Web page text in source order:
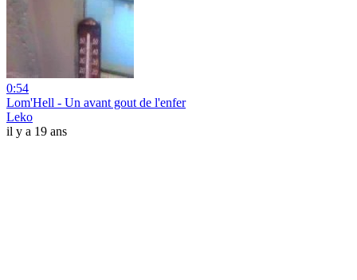
0:54
Lom'Hell - Un avant gout de l'enfer
Leko
il y a 19 ans